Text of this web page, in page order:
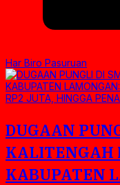
Har Biro Pasuruan
DUGAAN
KALITENGAH
KABUPATEN